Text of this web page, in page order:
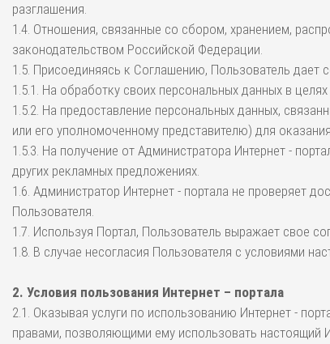
разглашения.
1.4. Отношения, связанные со сбором, хранением,
законодательством Российской Федерации.
1.5. Присоединяясь к Соглашению, Пользователь дает
1.5.1. На обработку своих персональных данных в
1.5.2. На предоставление персональных данных,
или его уполномоченному представителю) для
1.5.3. На получение от Администратора Интернет -
других рекламных предложениях.
1.6. Администратор Интернет - портала не проверяет
Пользователя.
1.7. Используя Портал, Пользователь выражает свое
1.8. В случае несогласия Пользователя с условиями
2. Условия пользования Интернет – портала
2.1. Оказывая услуги по использованию Интернет -
правами, позволяющими ему использовать настоящий